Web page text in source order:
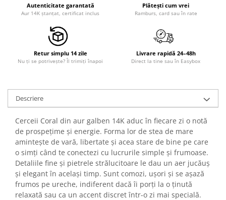
Autenticitate garantată
Aur 14K ștanțat, certificat inclus
Plătești cum vrei
Ramburs, card sau în rate
Retur simplu 14 zile
Nu ți se potrivește? Îl trimiți înapoi
Livrare rapidă 24–48h
Direct la tine sau în Easybox
Descriere
Cerceii Coral din aur galben 14K aduc în fiecare zi o notă
de prospețime și energie. Forma lor de stea de mare
amintește de vară, libertate și acea stare de bine pe care
o simți când te conectezi cu lucrurile simple și frumoase.
Detaliile fine și pietrele strălucitoare le dau un aer jucăuș
și elegant în același timp. Sunt comozi, ușori și se așază
frumos pe ureche, indiferent dacă îi porți la o ținută
relaxată sau ca un accent discret într-o zi mai specială.